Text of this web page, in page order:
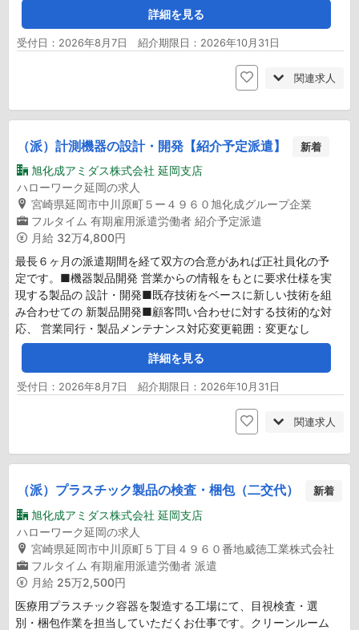
詳細を見る
受付日：2026年8月7日 紹介期限日：2026年10月31日
関連求人
（派）計測機器の設計・開発【紹介予定派遣】 新着
旭化成アミダス株式会社 延岡支店
ハローワーク延岡の求人
宮崎県延岡市中川原町５ー４９６０旭化成グループ企業
フルタイム 有期雇用派遣労働者 紹介予定派遣
月給 32万4,800円
最長６ヶ月の派遣期間を経て双方の合意があれば正社員化の予
定です。■機器製品開発 営業からの情報をもとに要求仕様を実
現する製品の 設計・開発■既存技術をベースに新しい技術を組
み合わせての 新製品開発■顧客問い合わせに対する技術的な対
応、 営業同行・製品メンテナンス対応変更範囲：変更なし
詳細を見る
受付日：2026年8月7日 紹介期限日：2026年10月31日
関連求人
（派）プラスチック製品の検査・梱包（二交代） 新着
旭化成アミダス株式会社 延岡支店
ハローワーク延岡の求人
宮崎県延岡市中川原町５丁目４９６０番地威徳工業株式会社
フルタイム 有期雇用派遣労働者 派遣
月給 25万2,500円
医療用プラスチック容器を製造する工場にて、目視検査・選
別・梱包作業を担当していただくお仕事です。クリーンルーム